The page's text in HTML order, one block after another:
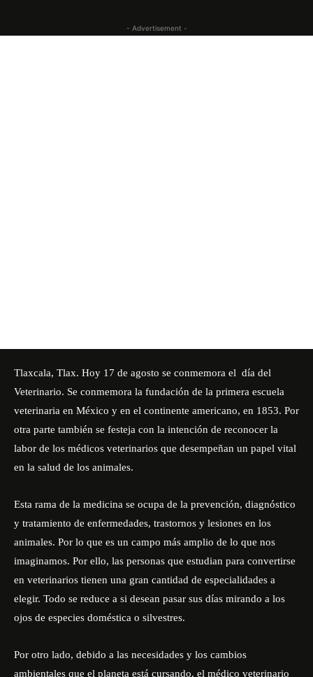
- Advertisement -
Tlaxcala, Tlax. Hoy 17 de agosto se conmemora el día del
Veterinario. Se conmemora la fundación de la primera escuela
veterinaria en México y en el continente americano, en 1853. Por
otra parte también se festeja con la intención de reconocer la
labor de los médicos veterinarios que desempeñan un papel vital
en la salud de los animales.
Esta rama de la medicina se ocupa de la prevención, diagnóstico
y tratamiento de enfermedades, trastornos y lesiones en los
animales. Por lo que es un campo más amplio de lo que nos
imaginamos. Por ello, las personas que estudian para convertirse
en veterinarios tienen una gran cantidad de especialidades a
elegir. Todo se reduce a si desean pasar sus días mirando a los
ojos de especies doméstica o silvestres.
Por otro lado, debido a las necesidades y los cambios
ambientales que el planeta está cursando, el médico veterinario